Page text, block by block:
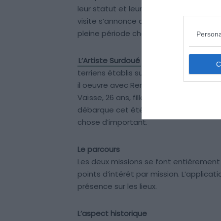
leur statut et leurs revenus.
visite s’annonce agitée. Vous incarnez
pleine période charnière pour sa
L’Artiste Surdoué vous plonge dans
terriens établis sur le
domaine de
il oeuvre avec Renoir et Monet à
Vaïsse, 26 ans, fille d’un riche
débarque cet été-là, elle est l’une des
chose d’important.
Le parcours
Les deux missions se font
points d’intérêt par mission.
présence sur les lieux.
L’aspect historique